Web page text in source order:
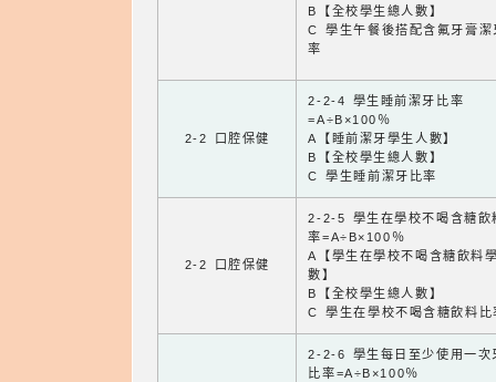
B【全校學生總人數】
C 學生午餐後搭配含氟牙膏潔
率
2-2 口腔保健
2-2-4 學生睡前潔牙比率
=A÷B×100％
A【睡前潔牙學生人數】
B【全校學生總人數】
C 學生睡前潔牙比率
2-2 口腔保健
2-2-5 學生在學校不喝含糖飲
率=A÷B×100％
A【學生在學校不喝含糖飲料
數】
B【全校學生總人數】
C 學生在學校不喝含糖飲料比
2-2-6 學生每日至少使用一次
比率=A÷B×100％